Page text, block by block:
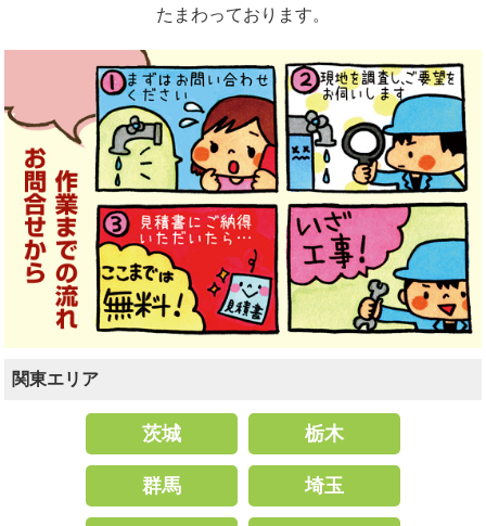
たまわっております。
関東エリア
茨城 栃木
群馬 埼玉